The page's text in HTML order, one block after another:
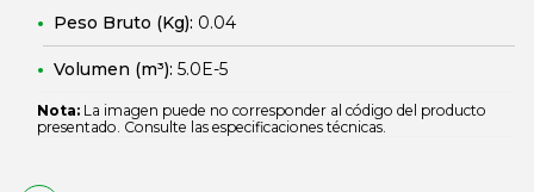
Peso Bruto (Kg): 0.04
Volumen (m³): 5.0E-5
Nota: La imagen puede no corresponder al código del producto
presentado. Consulte las especificaciones técnicas.